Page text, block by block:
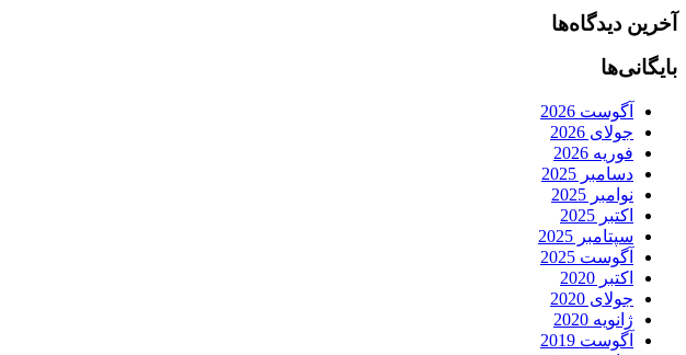
آخرین دیدگاه‌ها
بایگانی‌ها
آگوست 2026
جولای 2026
فوریه 2026
دسامبر 2025
نوامبر 2025
اکتبر 2025
سپتامبر 2025
آگوست 2025
اکتبر 2020
جولای 2020
ژانویه 2020
آگوست 2019